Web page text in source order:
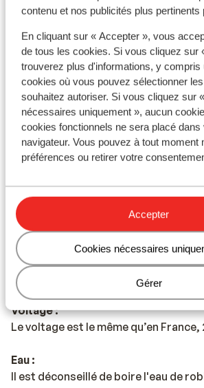
contenu et nos publicités plus pertinents
En cliquant sur « Accepter », vous
de tous les cookies. Si vous cliquez sur
trouverez plus d'informations, y compris
cookies où vous pouvez sélectionner
souhaitez autoriser. Si vous cliquez sur
nécessaires uniquement », aucun
cookies fonctionnels ne sera placé dans
navigateur. Vous pouvez à tout moment
préférences ou retirer votre
Accepter
Cookies nécessaires
Gérer
trouverez ce formulaireici.
Capitale :
La capitale est Athènes.
Horaire :
Il y a une heure de plus qu'en France.
Langue :
La langue officielle est le grec.
Monnaie :
L'unité monétaire officielle est l'euro.
Pourboires :
En Grèce, il est habituel de donner
Voltage :
Le voltage est le même qu’en
Eau :
Il est déconseillé de boire l'eau de